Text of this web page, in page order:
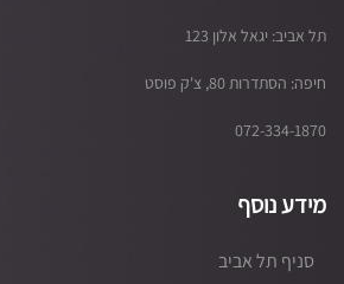
תל אביב: יגאל אלון 123
חיפה: הסתדרות 80, צ'ק פוסט
072-334-1870
מידע נוסף
סניף תל אביב